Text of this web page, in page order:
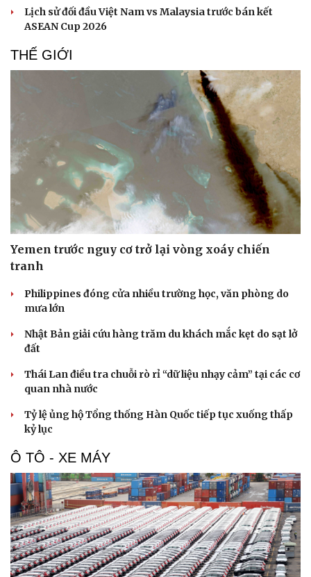
Cải chính
Lịch sử đối đầu Việt Nam vs Malaysia trước bán kết
ASEAN Cup 2026
THẾ GIỚI
Yemen trước nguy cơ trở lại vòng xoáy chiến
tranh
Philippines đóng cửa nhiều trường học, văn phòng do
mưa lớn
Nhật Bản giải cứu hàng trăm du khách mắc kẹt do sạt lở
đất
Thái Lan điều tra chuỗi rò rỉ “dữ liệu nhạy cảm” tại các cơ
quan nhà nước
Tỷ lệ ủng hộ Tổng thống Hàn Quốc tiếp tục xuống thấp
kỷ lục
Ô TÔ - XE MÁY